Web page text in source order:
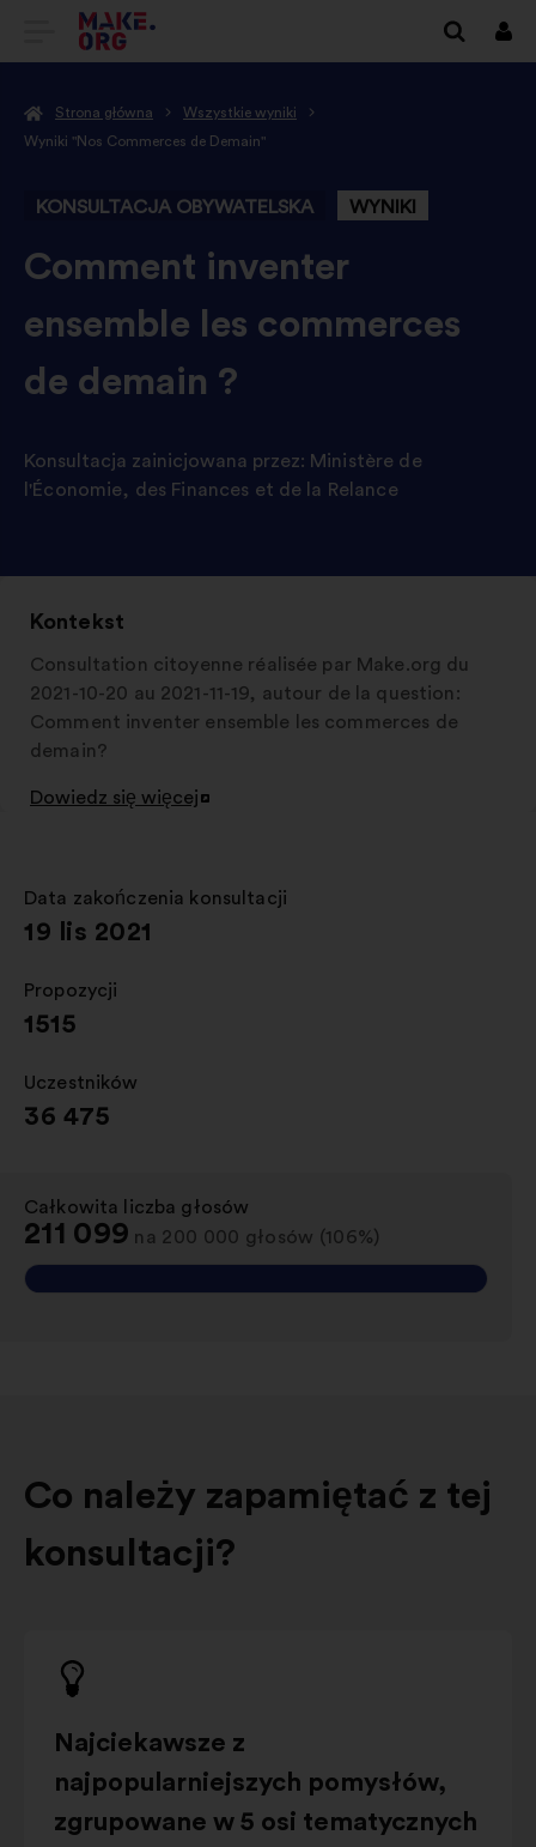
IDŹ
STRONY
MAKE.ORG
się
Strona główna
Wszystkie wyniki
Wyniki "Nos Commerces de Demain"
KONSULTACJA OBYWATELSKA WYNIKI
-
Comment inventer
ensemble les commerces
de demain ?
Konsultacja zainicjowana przez: Ministère de
l'Économie, des Finances et de la Relance
Kontekst
Consultation citoyenne réalisée par Make.org du
2021-10-20 au 2021-11-19, autour de la question:
Comment inventer ensemble les commerces de
demain?
Dowiedz się więcej
Otwieranie
zakładce
Data zakończenia konsultacji
:
19 lis 2021
Propozycji
:
1515
Uczestników
:
36 475
Całkowita liczba głosów
:
211 099 na 200 000 głosów (106%)
Co należy zapamiętać z tej
konsultacji?
Najciekawsze z
najpopularniejszych pomysłów,
zgrupowane w 5 osi tematycznych